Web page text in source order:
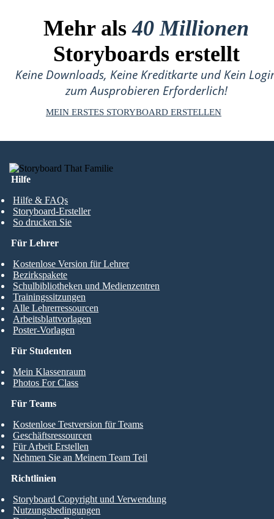
Mehr als40 Millionen
Storyboards erstellt
Keine Downloads, Keine Kreditkarte und Kein
zum Ausprobieren Erforderlich!
MEIN ERSTES STORYBOARD ERSTELLEN
Hilfe
Hilfe & FAQs
Storyboard-Ersteller
So drucken Sie
Für Studenten
Mein Klassenraum
Photos For Class
Für Lehrer
Kostenlose Version für Lehrer
Bezirkspakete
Schulbibliotheken und Medienzentren
Trainingssitzungen
Alle Lehrerressourcen
Arbeitsblattvorlagen
Poster-Vorlagen
Für Teams
Kostenlose Testversion für Teams
Geschäftsressourcen
Für Arbeit Erstellen
Nehmen Sie an Meinem Team Teil
Richtlinien
Storyboard Copyright und Verwendung
Nutzungsbedingungen